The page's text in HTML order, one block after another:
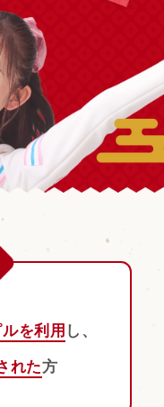
を利用 し、
れた方